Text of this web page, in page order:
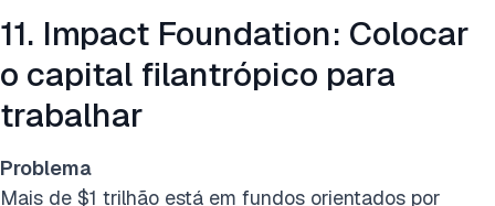
11. Impact Foundation: Colocar
o capital filantrópico para
trabalhar
Problema
Mais de $1 trilhão está em fundos orientados por